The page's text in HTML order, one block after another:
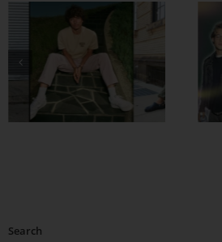
အထာကျတဲ့ 90s
ဖက်ရှင်တွေ ဖြုတ်
ကြမယ်
Search